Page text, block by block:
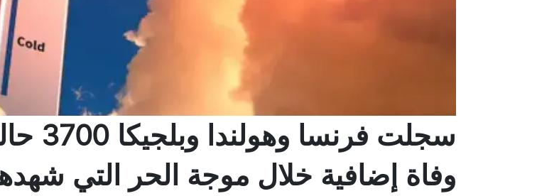
سجلت فرنسا وهولندا
وفاة إضافية خلال موجة الحر التي